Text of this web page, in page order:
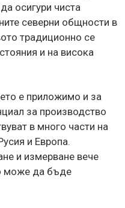
осигури чиста
северни общности в
традиционно се
и на висока
е приложимо и за
за производство
в много части на
и Европа.
и измерване вече
може да бъде